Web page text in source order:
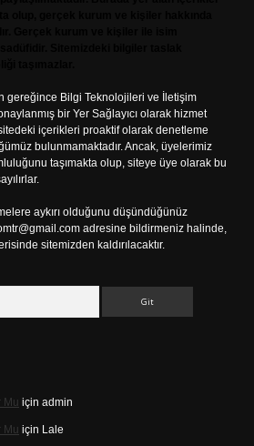
gereğince Bilgi Teknolojileri ve İletişim
bir Yer Sağlayıcı olarak hizmet
içerikleri proaktif olarak denetleme
bulunmamaktadır. Ancak, üyelerimiz
taşımakta olup, siteye üye olarak bu
aykırı olduğunu düşündüğünüz
adresine bildirmeniz halinde,
sitemizden kaldırılacaktır.
Mu için admin
Mu için Lale